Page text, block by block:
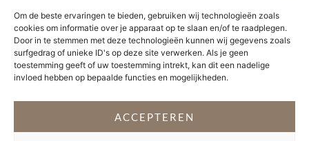
Om de beste ervaringen te bieden, gebruiken wij technologieën zoals
cookies om informatie over je apparaat op te slaan en/of te raadplegen.
Door in te stemmen met deze technologieën kunnen wij gegevens zoals
surfgedrag of unieke ID's op deze site verwerken. Als je geen
toestemming geeft of uw toestemming intrekt, kan dit een nadelige
invloed hebben op bepaalde functies en mogelijkheden.
ACCEPTEREN